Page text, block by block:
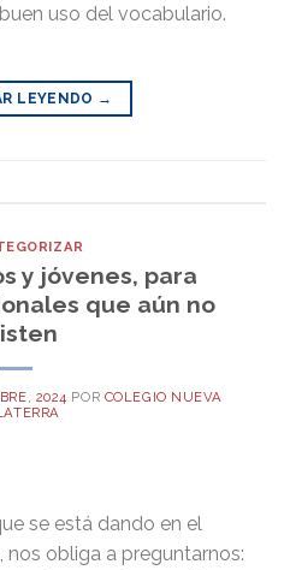
uso del vocabulario.
LEYENDO →
y jóvenes, para
que aún no
2024 POR COLEGIO NUEVA
se está dando en el
obliga a preguntarnos: